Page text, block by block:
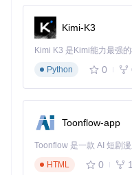
提升渲染效果。
Unity 和 Unreal
定义渲染管线，开发
g 技术。
通过这些生态项目的支
广泛的场景中得到应用和
Kimi-K3
Python
0
Toonflow-app
HTML
0